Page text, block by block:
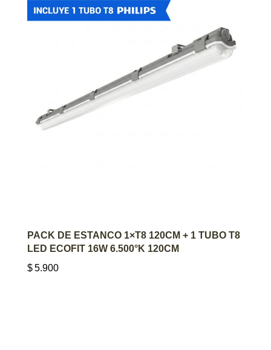
AGREGAR AL CARRITO
PACK DE ESTANCO 1×T8 120CM + 1 TUBO T8
LED ECOFIT 16W 6.500°K 120CM
$5.900